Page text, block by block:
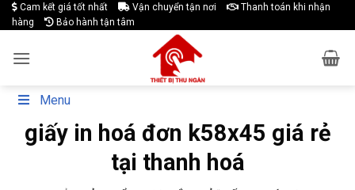
Skip
to
Cam kết giá tốt nhất Vận chuyển tận nơi
Thanh toán khi nhận
hàng
Bảo hành tận tâm
Menu
giấy in hoá đơn k58x45 giá rẻ
tại thanh hoá